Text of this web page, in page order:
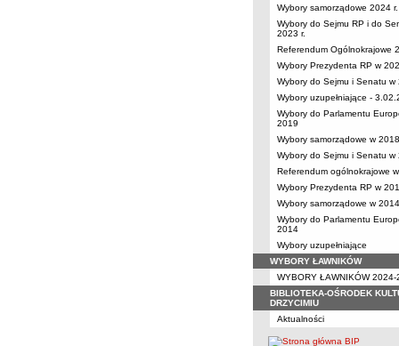
Wybory samorządowe 2024 r.
Wybory do Sejmu RP i do
2023 r.
Referendum Ogólnokrajowe
Wybory Prezydenta RP w
Wybory do Sejmu i Senatu w
Wybory uzupełniające -
Wybory do Parlamentu
2019
Wybory samorządowe w
Wybory do Sejmu i Senatu w
Referendum ogólnokrajowe
Wybory Prezydenta RP w
Wybory samorządowe w
Wybory do Parlamentu
2014
Wybory uzupełniające
WYBORY ŁAWNIKÓW
WYBORY ŁAWNIKÓW 2024-
BIBLIOTEKA-OŚRODEK
DRZYCIMIU
Aktualności